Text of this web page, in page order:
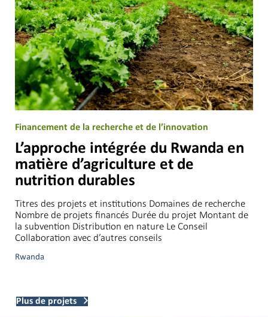
Financement de la recherche et de l’innovation
L’approche intégrée du Rwanda en
matière d’agriculture et de
nutrition durables
Titres des projets et institutions Domaines de recherche
Nombre de projets financés Durée du projet Montant de
la subvention Distribution en nature Le Conseil
Collaboration avec d’autres conseils
Rwanda
Plus de projets